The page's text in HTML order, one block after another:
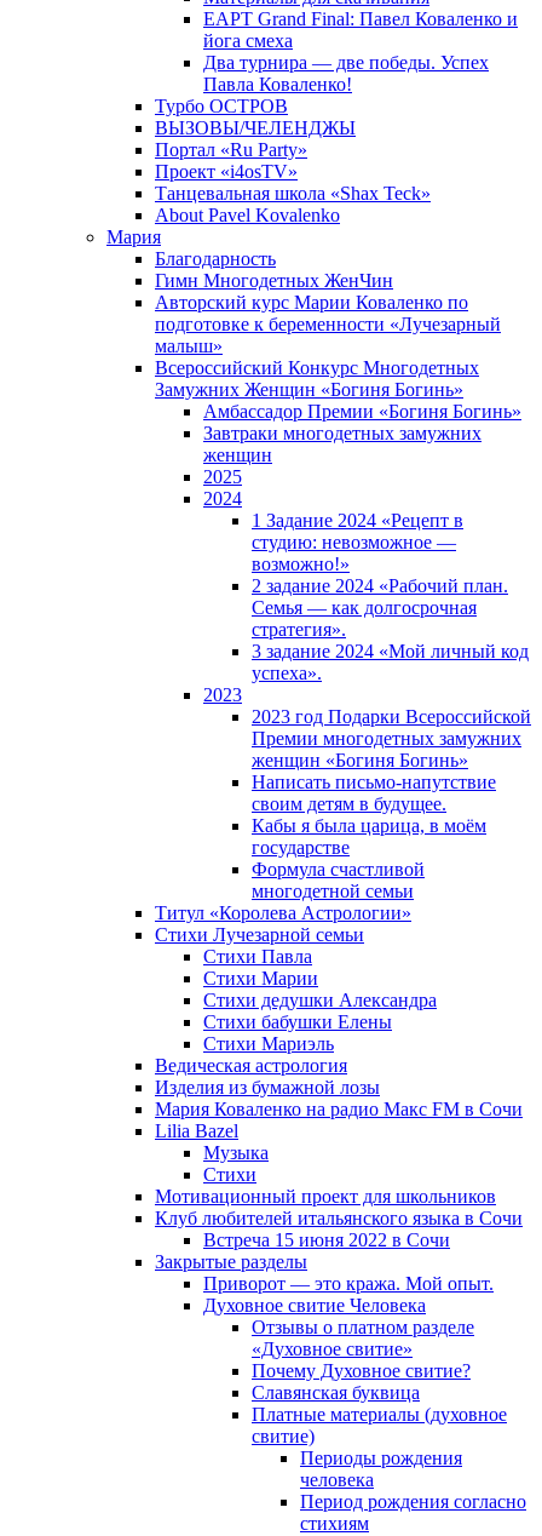
EAPT Grand Final: Павел Коваленко и
йога смеха
Два турнира — две победы. Успех
Павла Коваленко!
Турбо ОСТРОВ
ВЫЗОВЫ/ЧЕЛЕНДЖЫ
Портал «Ru Party»
Проект «i4osTV»
Танцевальная школа «Shax Teck»
About Pavel Kovalenko
Мария
Благодарность
Гимн Многодетных ЖенЧин
Авторский курс Марии Коваленко по
подготовке к беременности «Лучезарный
малыш»
Всероссийский Конкурс Многодетных
Замужних Женщин «Богиня Богинь»
Амбассадор Премии «Богиня Богинь»
Завтраки многодетных замужних
женщин
2025
2024
1 Задание 2024 «Рецепт в
студию: невозможное —
возможно!»
2 задание 2024 «Рабочий план.
Семья — как долгосрочная
стратегия».
3 задание 2024 «Мой личный код
успеха».
2023
2023 год Подарки Всероссийской
Премии многодетных замужних
женщин «Богиня Богинь»
Написать письмо-напутствие
своим детям в будущее.
Кабы я была царица, в моëм
государстве
Формула счастливой
многодетной семьи
Титул «Королева Астрологии»
Стихи Лучезарной семьи
Стихи Павла
Стихи Марии
Стихи дедушки Александра
Стихи бабушки Елены
Стихи Мариэль
Ведическая астрология
Изделия из бумажной лозы
Мария Коваленко на радио Maкс FM в Сочи
Lilia Bazel
Музыка
Cтихи
Мотивационный проект для школьников
Клуб любителей итальянского языка в Сочи
Встреча 15 июня 2022 в Сочи
Закрытые разделы
Приворот — это кража. Мой опыт.
Духовное свитие Человека
Отзывы о платном разделе
«Духовное свитие»
Почему Духовное свитие?
Славянская буквица
Платные материалы (духовное
свитие)
Периоды рождения
человека
Период рождения согласно
стихиям